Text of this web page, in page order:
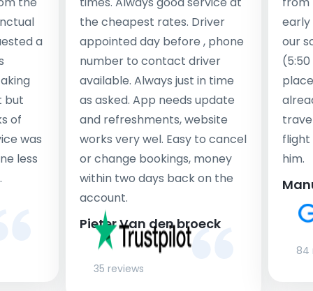
a
but
of
was
less
the cheapest rates. Driver
appointed day before , phone
number to contact driver
available. Always just in time
as asked. App needs update
and refreshments, website
works very wel. Easy to cancel
or change bookings, money
within two days back on the
account.
Pieter Van den broeck
35 reviews
early
our
flight
him.
84